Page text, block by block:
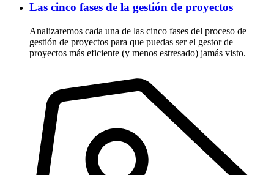
Las cinco fases de la gestión de proyectos
Analizaremos cada una de las cinco fases del proceso de
gestión de proyectos para que puedas ser el gestor de
proyectos más eficiente (y menos estresado) jamás visto.